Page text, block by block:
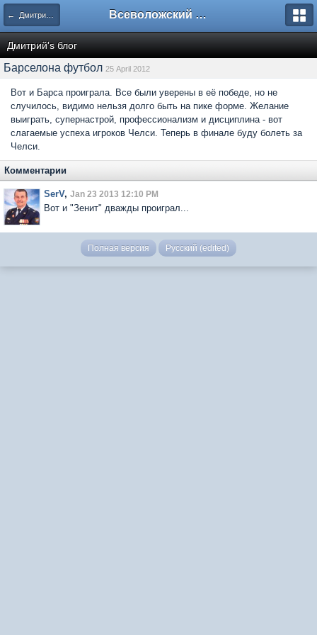
← Дмитрий's блог Всеволожский форум
Дмитрий's блог
Барселона футбол 25 April 2012
Вот и Барса проиграла. Все были уверены в её победе, но не
случилось, видимо нельзя долго быть на пике форме. Желание
выиграть, супернастрой, профессионализм и дисциплина - вот
слагаемые успеха игроков Челси. Теперь в финале буду болеть за
Челси.
Комментарии
SerV, Jan 23 2013 12:10 PM
Вот и "Зенит" дважды проиграл...
Полная версия Русский (edited)